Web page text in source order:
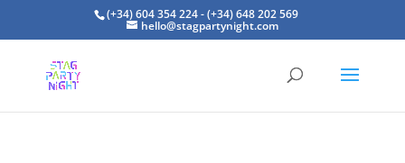
(+34) 604 354 224 - (+34) 648 202 569
hello@stagpartynight.com